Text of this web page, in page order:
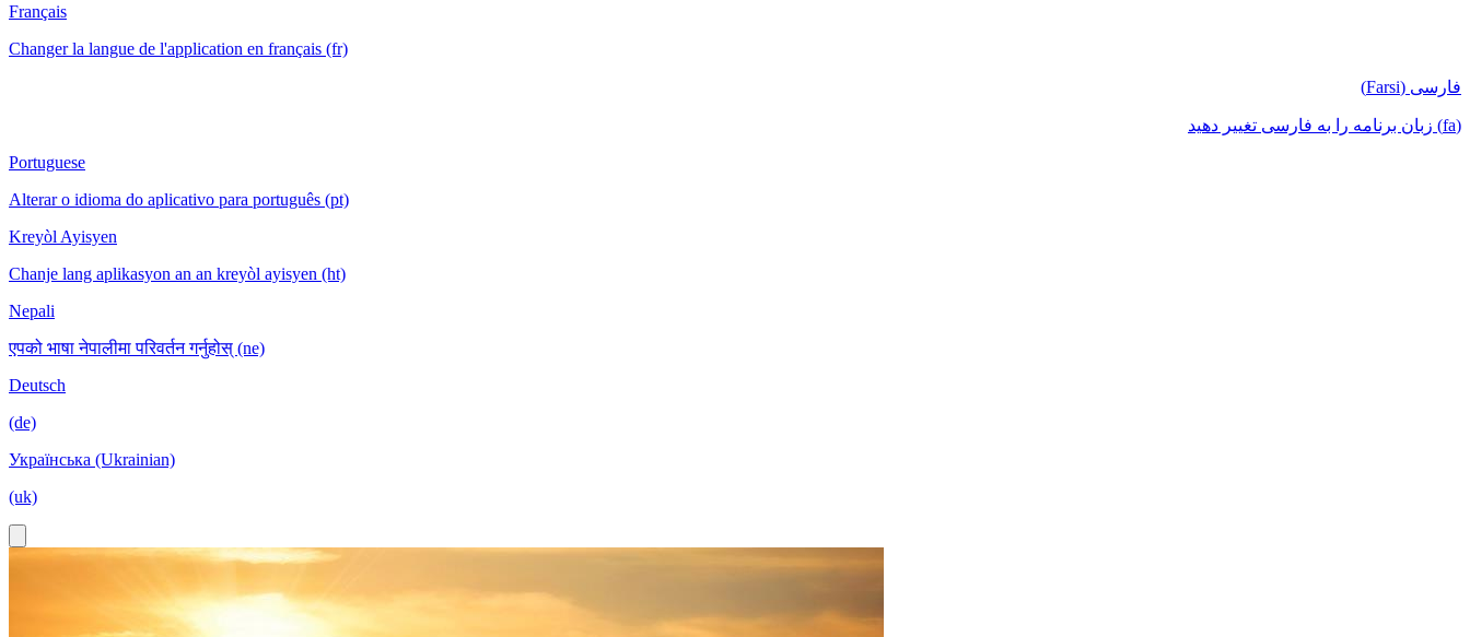
Français
Changer la langue de l'application en français (fr)
فارسی (Farsi)
(fa) زبان برنامه را به فارسی تغییر دهید
Portuguese
Alterar o idioma do aplicativo para português (pt)
Kreyòl Ayisyen
Chanje lang aplikasyon an an kreyòl ayisyen (ht)
Nepali
एपको भाषा नेपालीमा परिवर्तन गर्नुहोस् (ne)
Deutsch
(de)
Українська (Ukrainian)
(uk)